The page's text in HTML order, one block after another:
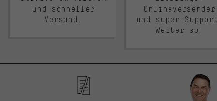
und schneller
Versand.
Onlineversender
und super
Weiter so!